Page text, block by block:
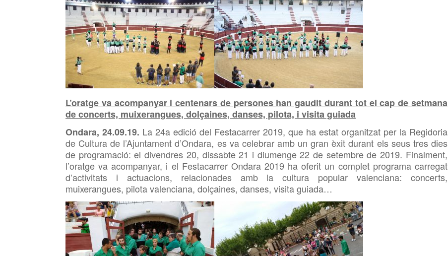
L’oratge va acompanyar i centenars de persones han gaudit durant tot el cap de setmana
de concerts, muixerangues, dolçaines, danses, pilota, i visita guiada
Ondara, 24.09.19. La 24a edició del Festacarrer 2019, que ha estat organitzat per la Regidoria
de Cultura de l’Ajuntament d’Ondara, es va celebrar amb un gran èxit durant els seus tres dies
de programació: el divendres 20, dissabte 21 i diumenge 22 de setembre de 2019. Finalment,
l’oratge va acompanyar, i el Festacarrer Ondara 2019 ha oferit un complet programa carregat
d’activitats i actuacions, relacionades amb la cultura popular valenciana: concerts,
muixerangues, pilota valenciana, dolçaines, danses, visita guiada…